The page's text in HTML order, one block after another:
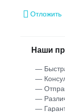
Отложить
Наши
—
—
—
—
—